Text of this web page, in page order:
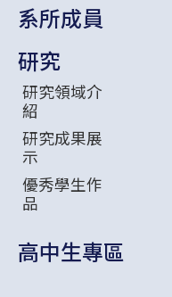
系所成員
研究
研究領域介
紹
研究成果展
示
優秀學生作
品
高中生專區